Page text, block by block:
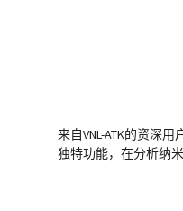
来自VNL-ATK的资深
独特功能，在分析纳